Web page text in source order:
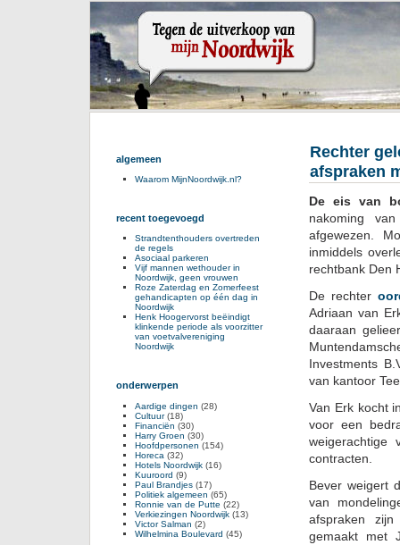
Rechter
afspraken
De eis van
nakoming
afgewezen.
inmiddels
rechtbank Den
De rechter
Adriaan van
daaraan
Investments
van kantoor
Van Erk kocht
voor een
contracten.
Bever weigert
van
afspraken
gemaakt met
algemeen
Waarom MijnNoordwijk.nl?
recent toegevoegd
Strandtenthouders overtreden
de regels
Asociaal parkeren
Vijf mannen wethouder in
Noordwijk, geen vrouwen
Roze Zaterdag en Zomerfeest
gehandicapten op één dag in
Noordwijk
Henk Hoogervorst beëindigt
klinkende periode als voorzitter
van voetvalvereniging
Noordwijk
onderwerpen
Aardige dingen (28)
Cultuur(18)
Financiën (30)
Harry Groen (30)
Hoofdpersonen (154)
Horeca (32)
Hotels Noordwijk (16)
Kuuroord (9)
Paul Brandjes (17)
Politiek algemeen (65)
Ronnie van de Putte (22)
Verkiezingen Noordwijk (13)
Victor Salman (2)
Wilhelmina Boulevard (45)